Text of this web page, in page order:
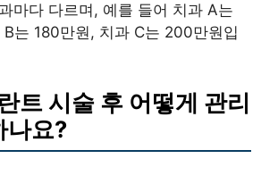
마다 다르며, 예를 들어 치과 A는
는 180만원, 치과 C는 200만원입
트 시술 후 어떻게 관리
나요?